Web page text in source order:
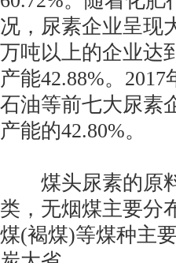
况，尿素企业呈现
万吨以上的企业达
产能42.88%。
石油等前七大尿素
产能的42.80%。
煤头尿素的原料
类，无烟煤主要分
煤(褐煤)等煤种主